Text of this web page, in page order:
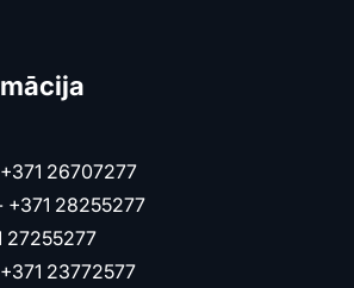
+371 26707277
+371 28255277
27255277
+371 23772577